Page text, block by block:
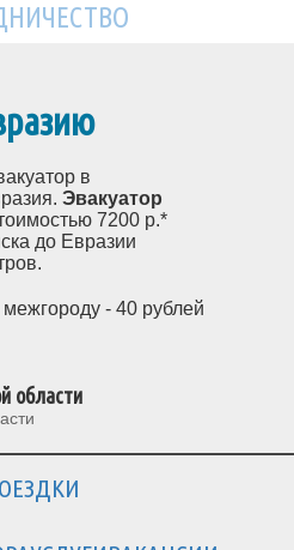
в
Эвакуатор
7200 р.*
до Евразии
- 40 рублей
области